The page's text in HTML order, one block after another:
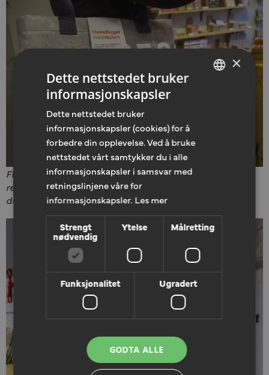
Flotte og unike Mesh Bags laget av 100 prosent
resirkulerte materialer er blant mange flotte julegaver
du kan kjøpe i gavebutikken til Kirkens Bymisjon.
×
Dette nettstedet bruker
informasjonskapsler
Dette nettstedet bruker
informasjonskapsler (cookies) for å
forbedre din opplevelse. Ved å bruke
nettstedet vårt samtykker du i alle
informasjonskapsler i samsvar med
retningslinjene våre for
informasjonskapsler. Les mer
Strengt
nødvendig
Ytelse Målretting
Funksjonalitet Ugradert
GODTA ALLE